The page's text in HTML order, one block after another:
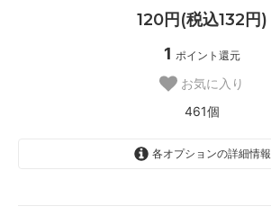
120円(税込132円)
1 ポイント還元
お気に入り
461個
各オプションの詳細情報